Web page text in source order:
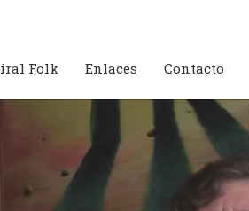
Folk Enlaces Contacto